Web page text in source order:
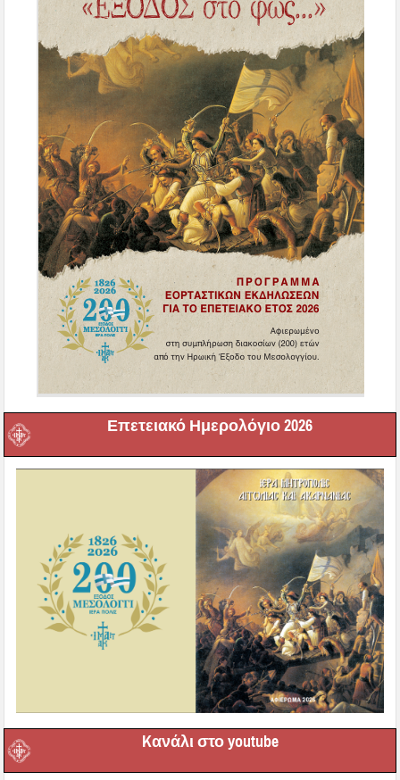
Επετειακό Ημερολόγιο 2026
Kανάλι στο youtube